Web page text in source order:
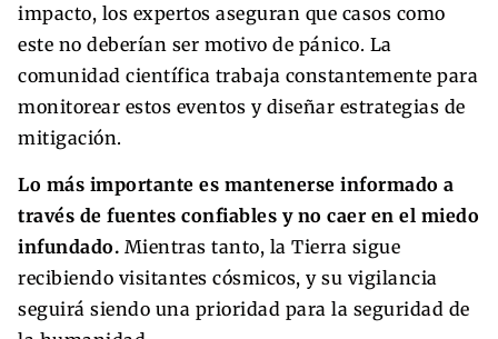
impacto, los expertos aseguran que casos como
este no deberían ser motivo de pánico. La
comunidad científica trabaja constantemente para
monitorear estos eventos y diseñar estrategias de
mitigación.
Lo más importante es mantenerse informado a
través de fuentes confiables y no caer en el miedo
infundado. Mientras tanto, la Tierra sigue
recibiendo visitantes cósmicos, y su vigilancia
seguirá siendo una prioridad para la seguridad de